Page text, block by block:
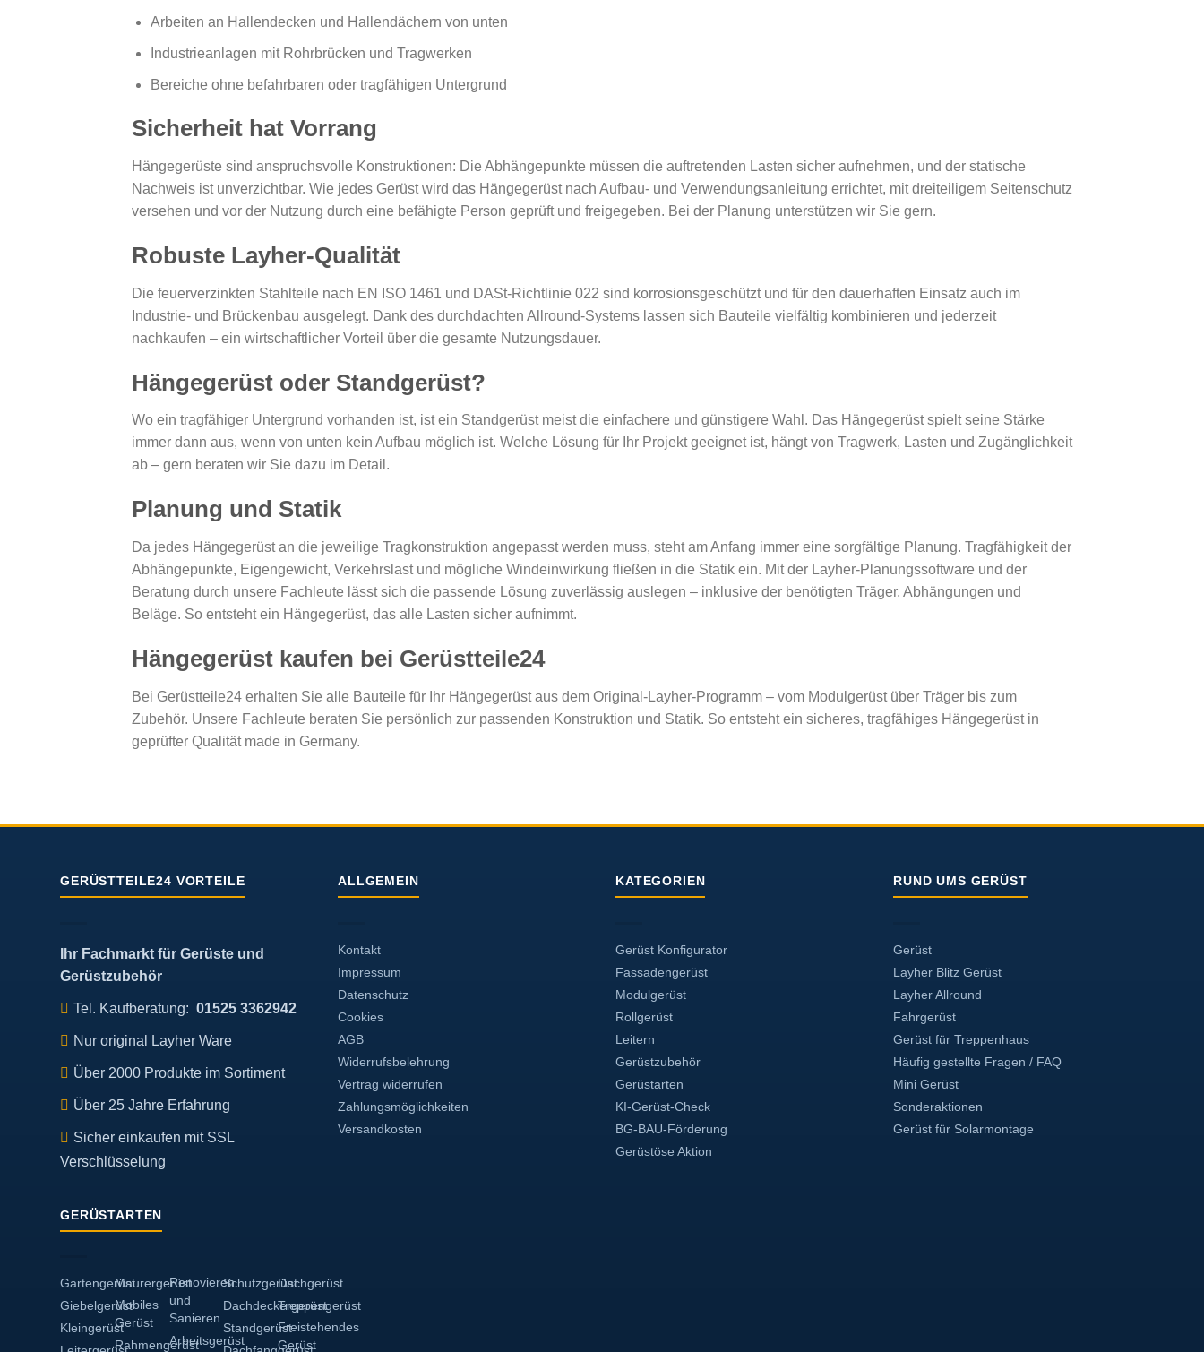
Arbeiten an Hallendecken und Hallendächern von unten
Industrieanlagen mit Rohrbrücken und Tragwerken
Bereiche ohne befahrbaren oder tragfähigen Untergrund
Sicherheit hat Vorrang
Hängegerüste sind anspruchsvolle Konstruktionen: Die Abhängepunkte müssen die auftretenden Lasten sicher aufnehmen, und der statische
Nachweis ist unverzichtbar. Wie jedes Gerüst wird das Hängegerüst nach Aufbau- und Verwendungsanleitung errichtet, mit dreiteiligem Seitenschutz
versehen und vor der Nutzung durch eine befähigte Person geprüft und freigegeben. Bei der Planung unterstützen wir Sie gern.
Robuste Layher-Qualität
Die feuerverzinkten Stahlteile nach EN ISO 1461 und DASt-Richtlinie 022 sind korrosionsgeschützt und für den dauerhaften Einsatz auch im
Industrie- und Brückenbau ausgelegt. Dank des durchdachten Allround-Systems lassen sich Bauteile vielfältig kombinieren und jederzeit
nachkaufen – ein wirtschaftlicher Vorteil über die gesamte Nutzungsdauer.
Hängegerüst oder Standgerüst?
Wo ein tragfähiger Untergrund vorhanden ist, ist ein Standgerüst meist die einfachere und günstigere Wahl. Das Hängegerüst spielt seine Stärke
immer dann aus, wenn von unten kein Aufbau möglich ist. Welche Lösung für Ihr Projekt geeignet ist, hängt von Tragwerk, Lasten und Zugänglichkeit
ab – gern beraten wir Sie dazu im Detail.
Planung und Statik
Da jedes Hängegerüst an die jeweilige Tragkonstruktion angepasst werden muss, steht am Anfang immer eine sorgfältige Planung. Tragfähigkeit der
Abhängepunkte, Eigengewicht, Verkehrslast und mögliche Windeinwirkung fließen in die Statik ein. Mit der Layher-Planungssoftware und der
Beratung durch unsere Fachleute lässt sich die passende Lösung zuverlässig auslegen – inklusive der benötigten Träger, Abhängungen und
Beläge. So entsteht ein Hängegerüst, das alle Lasten sicher aufnimmt.
Hängegerüst kaufen bei Gerüstteile24
Bei Gerüstteile24 erhalten Sie alle Bauteile für Ihr Hängegerüst aus dem Original-Layher-Programm – vom Modulgerüst über Träger bis zum
Zubehör. Unsere Fachleute beraten Sie persönlich zur passenden Konstruktion und Statik. So entsteht ein sicheres, tragfähiges Hängegerüst in
geprüfter Qualität made in Germany.
GERÜSTTEILE24 VORTEILE
Ihr Fachmarkt für Gerüste und
Gerüstzubehör
Tel. Kaufberatung: 01525 3362942
Nur original Layher Ware
Über 2000 Produkte im Sortiment
Über 25 Jahre Erfahrung
Sicher einkaufen mit SSL
Verschlüsselung
ALLGEMEIN
Kontakt
Impressum
Datenschutz
Cookies
AGB
Widerrufsbelehrung
Vertrag widerrufen
Zahlungsmöglichkeiten
Versandkosten
KATEGORIEN
Gerüst Konfigurator
Fassadengerüst
Modulgerüst
Rollgerüst
Leitern
Gerüstzubehör
Gerüstarten
KI-Gerüst-Check
BG-BAU-Förderung
Gerüstöse Aktion
RUND UMS GERÜST
Gerüst
Layher Blitz Gerüst
Layher Allround
Fahrgerüst
Gerüst für Treppenhaus
Häufig gestellte Fragen / FAQ
Mini Gerüst
Sonderaktionen
Gerüst für Solarmontage
GERÜSTARTEN
Gartengerüst
Giebelgerüst
Kleingerüst
Maurergerüst
Mobiles
Gerüst
Rahmengerüst
Renovieren
und
Sanieren
Arbeitsgerüst
Schutzgerüst
Dachdeckergerüst
Standgerüst
Dachgerüst
Treppengerüst
Freistehendes
Gerüst